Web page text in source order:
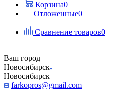
Корзина0
Отложенные0
Сравнение товаров0
Ваш город
Новосибирск
Новосибирск
farkopros@gmail.com